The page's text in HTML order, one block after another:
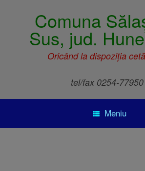
Comuna
Sus, jud.
Oricând la dispoziția
tel/fax 0254-
Meniu